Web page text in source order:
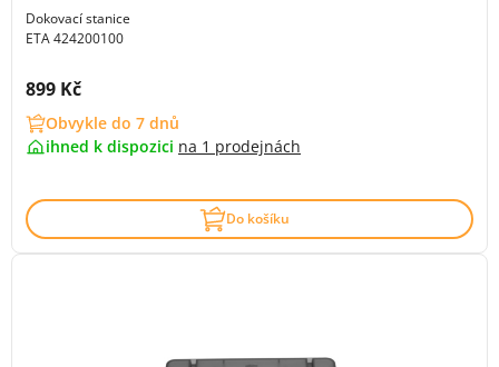
Dokovací stanice
ETA 424200100
Cena s DPH:
899 Kč
Obvykle do 7 dnů
ihned k dispozici na 1 prodejnách
Do košíku